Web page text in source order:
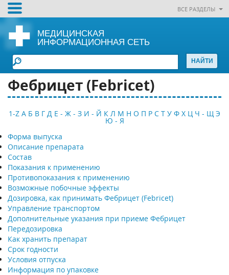
ВСЕ РАЗДЕЛЫ
МЕДИЦИНСКАЯ
ИНФОРМАЦИОННАЯ СЕТЬ
Фебрицет (Febricet)
1-Z А Б В Г Д Е - Ж - З И - Й К Л М Н О П Р С Т У Ф Х Ц Ч - Щ Э
Ю - Я
Форма выпуска
Описание препарата
Состав
Показания к применению
Противопоказания к применению
Возможные побочные эффекты
Дозировка, как принимать Фебрицет (Febricet)
Управление транспортом
Дополнительные указания при приеме Фебрицет
Передозировка
Как хранить препарат
Срок годности
Условия отпуска
Информация по упаковке